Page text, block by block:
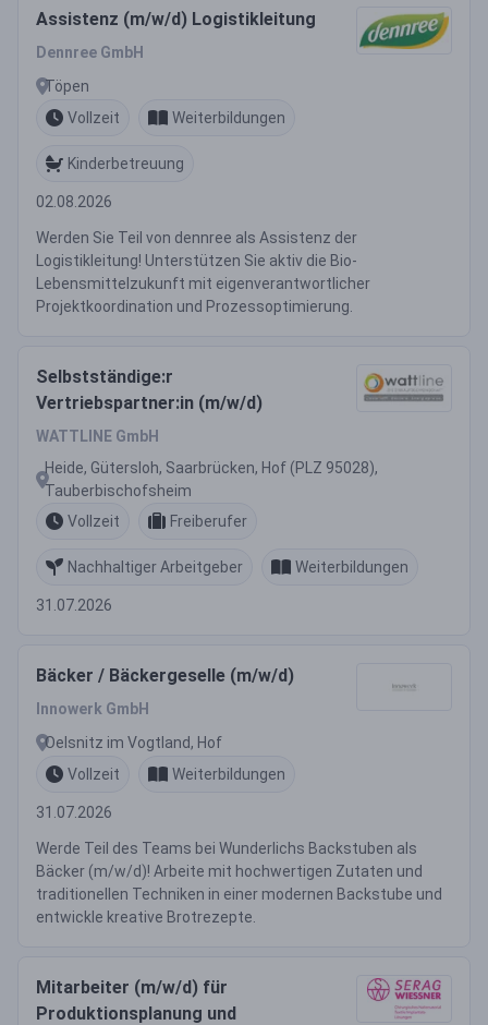
Assistenz (m/w/d) Logistikleitung
Dennree GmbH
Töpen
Vollzeit
Weiterbildungen
Kinderbetreuung
02.08.2026
Werden Sie Teil von dennree als Assistenz der
Logistikleitung! Unterstützen Sie aktiv die Bio-
Lebensmittelzukunft mit eigenverantwortlicher
Projektkoordination und Prozessoptimierung.
Selbstständige:r
Vertriebspartner:in (m/w/d)
WATTLINE GmbH
Heide, Gütersloh, Saarbrücken, Hof (PLZ 95028),
Tauberbischofsheim
Vollzeit
Freiberufer
Nachhaltiger Arbeitgeber Weiterbildungen
31.07.2026
Bäcker / Bäckergeselle (m/w/d)
Innowerk GmbH
Oelsnitz im Vogtland, Hof
Vollzeit
Weiterbildungen
31.07.2026
Werde Teil des Teams bei Wunderlichs Backstuben als
Bäcker (m/w/d)! Arbeite mit hochwertigen Zutaten und
traditionellen Techniken in einer modernen Backstube und
entwickle kreative Brotrezepte.
Mitarbeiter (m/w/d) für
Produktionsplanung und